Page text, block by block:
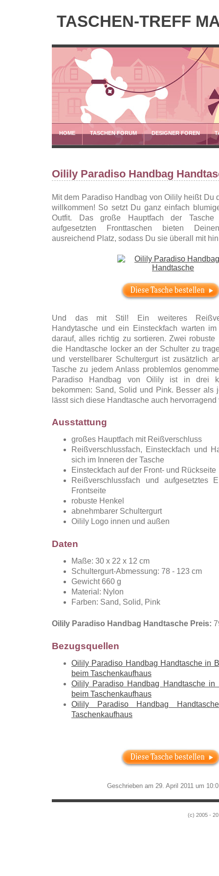
TASCHEN-TREFF
HOME TASCHEN FORUM DESIGNER FOREN
Oilily Paradiso Handbag
Mit dem Paradiso Handbag von Oilily heißt Du
willkommen! So setzt Du ganz einfach
Outfit. Das große Hauptfach der
aufgesetzten Fronttaschen bieten
ausreichend Platz, sodass Du sie überall mit
Und das mit Stil! Ein weiteres
Handytasche und ein Einsteckfach warten
darauf, alles richtig zu sortieren. Zwei robuste
die Handtasche locker an der Schulter zu
und verstellbarer Schultergurt ist zusätzlich
Tasche zu jedem Anlass problemlos
Paradiso Handbag von Oilily ist in drei
bekommen: Sand, Solid und Pink. Besser als
lässt sich diese Handtasche auch
Ausstattung
großes Hauptfach mit Reißverschluss
Reißverschlussfach, Einsteckfach und
sich im Inneren der Tasche
Einsteckfach auf der Front- und Rückseite
Reißverschlussfach und aufgesetztes
Frontseite
robuste Henkel
abnehmbarer Schultergurt
Oilily Logo innen und außen
Daten
Maße: 30 x 22 x 12 cm
Schultergurt-Abmessung: 78 - 123 cm
Gewicht 660 g
Material: Nylon
Farben: Sand, Solid, Pink
Oilily Paradiso Handbag Handtasche Preis:
Bezugsquellen
Oilily Paradiso Handbag Handtasche in
beim Taschenkaufhaus
Oilily Paradiso Handbag Handtasche in
beim Taschenkaufhaus
Oilily Paradiso Handbag
Taschenkaufhaus
Geschrieben am 29. April 2011 um
(c) 2005 -